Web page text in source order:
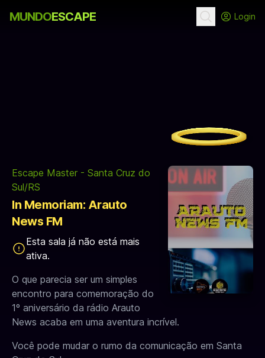
MUNDOESCAPE Login
Escape Master - Santa Cruz do
Sul/RS
In Memoriam: Arauto
News FM
Esta sala já não está mais
ativa.
O que parecia ser um simples
encontro para comemoração do
1º aniversário da rádio Arauto
News acaba em uma aventura incrível.
Você pode mudar o rumo da comunicação em Santa